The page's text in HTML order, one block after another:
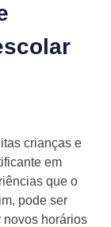
crianças e
em
que o
pode ser
novos horários